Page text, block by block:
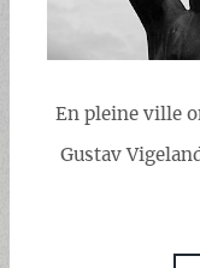
En pleine ville
Gustav